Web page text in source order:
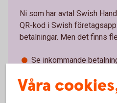
Ni som har avtal Swish
QR-kod i Swish
betalningar. Men det finns
Se inkommande
Administrera användare
Våra